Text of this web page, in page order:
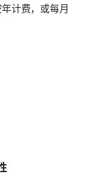
计费，或每月